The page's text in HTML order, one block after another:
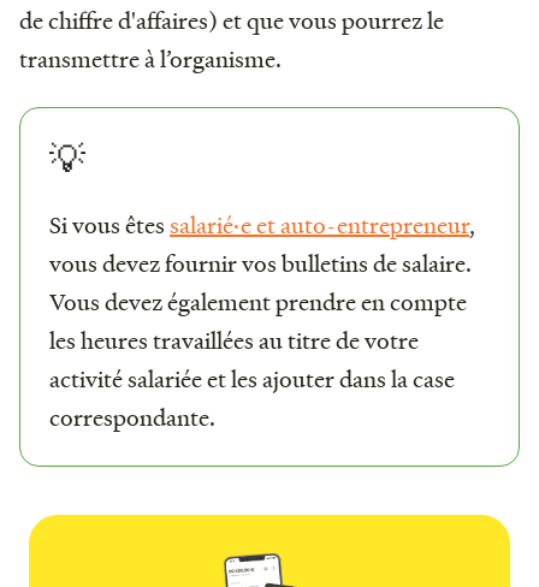
de chiffre d'affaires) et que vous pourrez le
transmettre à l’organisme.
💡
Si vous êtessalarié·e et auto-entrepreneur,
vous devez fournir vos bulletins de salaire.
Vous devez également prendre en compte
les heures travaillées au titre de votre
activité salariée et les ajouter dans la case
correspondante.